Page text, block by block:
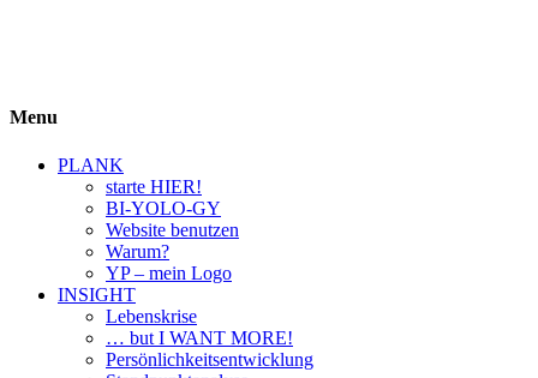
Menu
PLANK
starte HIER!
BI-YOLO-GY
Website benutzen
Warum?
YP – mein Logo
INSIGHT
Lebenskrise
… but I WANT MORE!
Persönlichkeitsentwicklung